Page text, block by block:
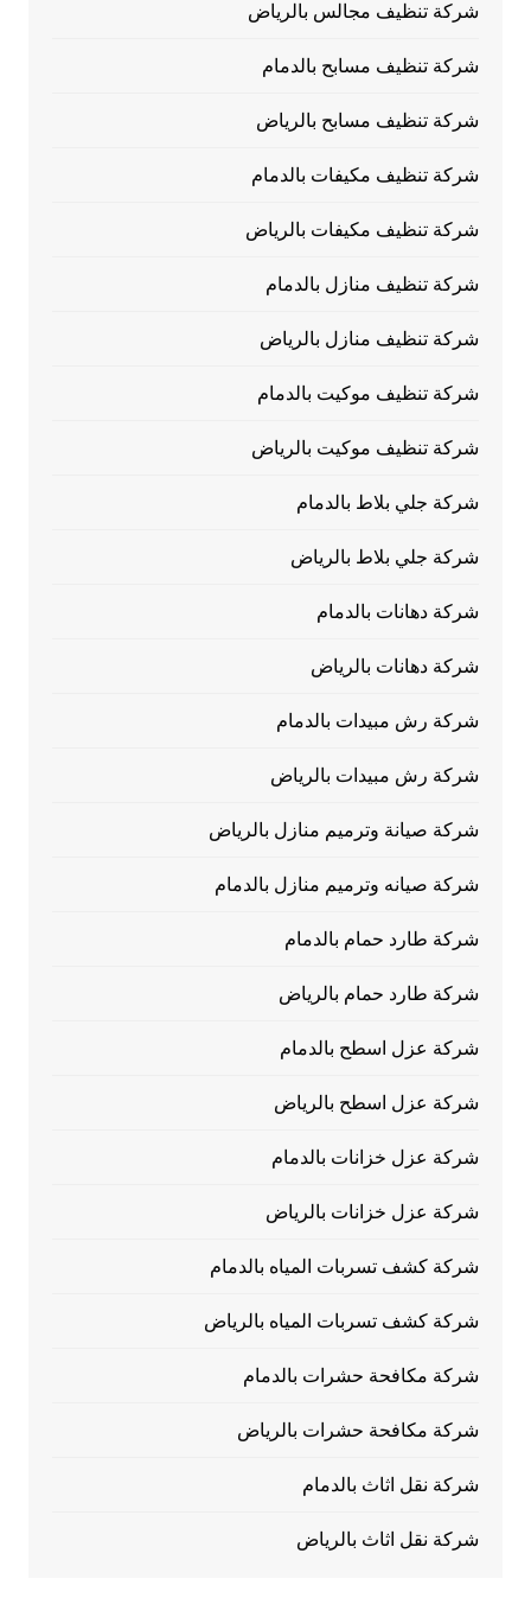
شركة تنظيف مجالس بالرياض
شركة تنظيف مسابح بالدمام
شركة تنظيف مسابح بالرياض
شركة تنظيف مكيفات بالدمام
شركة تنظيف مكيفات بالرياض
شركة تنظيف منازل بالدمام
شركة تنظيف منازل بالرياض
شركة تنظيف موكيت بالدمام
شركة تنظيف موكيت بالرياض
شركة جلي بلاط بالدمام
شركة جلي بلاط بالرياض
شركة دهانات بالدمام
شركة دهانات بالرياض
شركة رش مبيدات بالدمام
شركة رش مبيدات بالرياض
شركة صيانة وترميم منازل بالرياض
شركة صيانه وترميم منازل بالدمام
شركة طارد حمام بالدمام
شركة طارد حمام بالرياض
شركة عزل اسطح بالدمام
شركة عزل اسطح بالرياض
شركة عزل خزانات بالدمام
شركة عزل خزانات بالرياض
شركة كشف تسربات المياه بالدمام
شركة كشف تسربات المياه بالرياض
شركة مكافحة حشرات بالدمام
شركة مكافحة حشرات بالرياض
شركة نقل اثاث بالدمام
شركة نقل اثاث بالرياض